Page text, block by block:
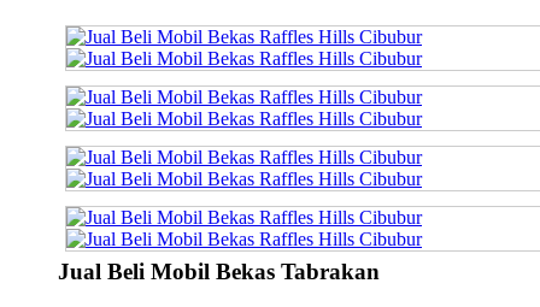
Jual Beli Mobil Bekas Tabrakan